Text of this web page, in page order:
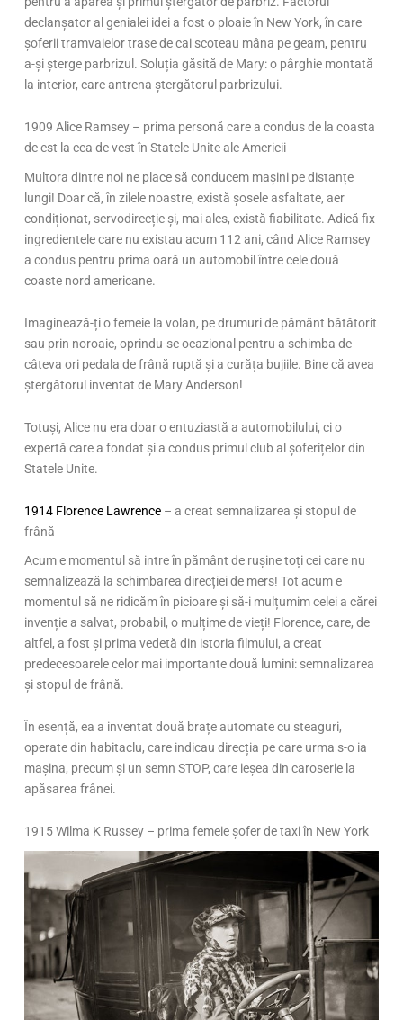
declanșator al genialei idei a fost o ploaie în New York, în care
șoferii tramvaielor trase de cai scoteau mâna pe geam, pentru
a-și șterge parbrizul. Soluția găsită de Mary: o pârghie montată
la interior, care antrena ștergătorul parbrizului.
1909 Alice Ramsey – prima personă care a condus de la coasta
de est la cea de vest în Statele Unite ale Americii
Multora dintre noi ne place să conducem mașini pe distanțe
lungi! Doar că, în zilele noastre, există șosele asfaltate, aer
condiționat, servodirecție și, mai ales, există fiabilitate. Adică fix
ingredientele care nu existau acum 112 ani, când Alice Ramsey
a condus pentru prima oară un automobil între cele două
coaste nord americane.
Imaginează-ți o femeie la volan, pe drumuri de pământ bătătorit
sau prin noroaie, oprindu-se ocazional pentru a schimba de
câteva ori pedala de frână ruptă și a curăța bujiile. Bine că avea
ștergătorul inventat de Mary Anderson!
Totuși, Alice nu era doar o entuziastă a automobilului, ci o
expertă care a fondat și a condus primul club al șoferițelor din
Statele Unite.
1914 Florence Lawrence – a creat semnalizarea și stopul de
frână
Acum e momentul să intre în pământ de rușine toți cei care nu
semnalizează la schimbarea direcției de mers! Tot acum e
momentul să ne ridicăm în picioare și să-i mulțumim celei a cărei
invenție a salvat, probabil, o mulțime de vieți! Florence, care, de
altfel, a fost și prima vedetă din istoria filmului, a creat
predecesoarele celor mai importante două lumini: semnalizarea
și stopul de frână.
În esență, ea a inventat două brațe automate cu steaguri,
operate din habitaclu, care indicau direcția pe care urma s-o ia
mașina, precum și un semn STOP, care ieșea din caroserie la
apăsarea frânei.
1915 Wilma K Russey – prima femeie șofer de taxi în New York